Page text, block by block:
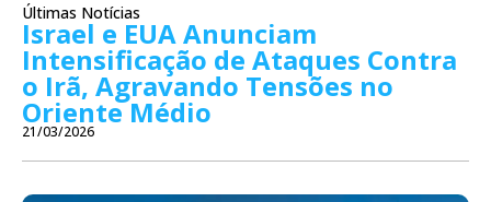
Últimas Notícias
Israel e EUA Anunciam
Intensificação de Ataques Contra
o Irã, Agravando Tensões no
Oriente Médio
21/03/2026